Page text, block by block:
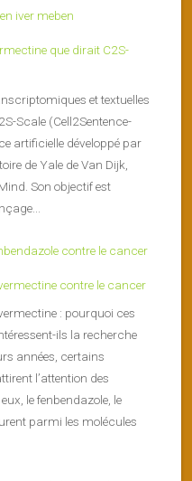
que dirait C2S-
et textuelles
Scale (Cell2Sentence-
artificielle développé par
de Yale de Van Dijk,
Son objectif est
contre le cancer
: pourquoi ces
ils la recherche
années, certains
l’attention des
le fenbendazole, le
parmi les molécules